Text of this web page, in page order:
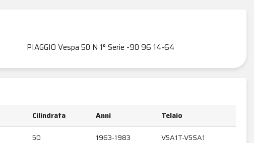
PIAGGIO Vespa 50 N 1° Serie -90 96 14-64
Cilindrata Anni
Telaio
50 1963-1983 V5A1T-V5SA1